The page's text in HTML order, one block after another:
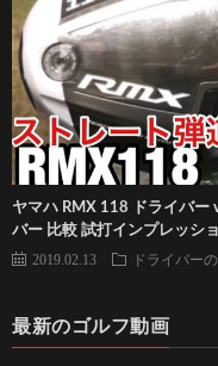
ヤマハ RMX 118 ドライバー
バー 比較 試打インプレッシ
2019.02.13 ドライバー
最新のゴルフ動画